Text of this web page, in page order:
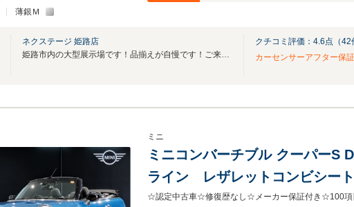
薄銀Ｍ
ネクステージ 姫路店
姫路市内の大型展示場です！品揃えが自慢です！ご来店をお待ちしております。
クチコミ評価： 4.6点（42
カーセンサーアフター保
ミニ
ミニコンバーチブル クーパーS
ライン レザレットコンビシー
ル 純正18インチアルミホイ